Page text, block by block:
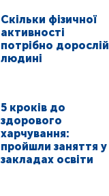
Скільки фізичної
активності
потрібно дорослій
людині
5 кроків до
здорового
харчування:
пройшли заняття у
закладах освіти